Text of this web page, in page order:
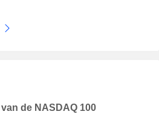
de NASDAQ 100